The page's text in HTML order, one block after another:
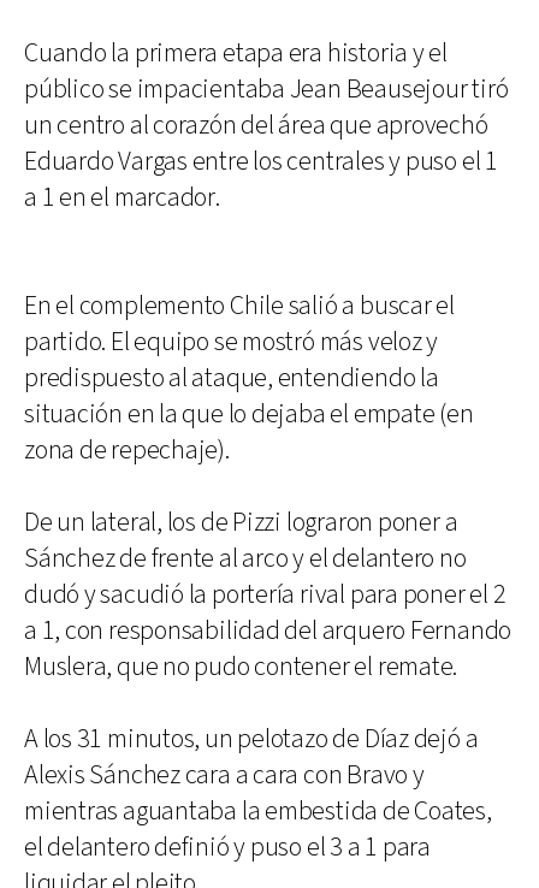
Cuando la primera etapa era historia y el
público se impacientaba Jean Beausejour tiró
un centro al corazón del área que aprovechó
Eduardo Vargas entre los centrales y puso el 1
a 1 en el marcador.
En el complemento Chile salió a buscar el
partido. El equipo se mostró más veloz y
predispuesto al ataque, entendiendo la
situación en la que lo dejaba el empate (en
zona de repechaje).
De un lateral, los de Pizzi lograron poner a
Sánchez de frente al arco y el delantero no
dudó y sacudió la portería rival para poner el 2
a 1, con responsabilidad del arquero Fernando
Muslera, que no pudo contener el remate.
A los 31 minutos, un pelotazo de Díaz dejó a
Alexis Sánchez cara a cara con Bravo y
mientras aguantaba la embestida de Coates,
el delantero definió y puso el 3 a 1 para